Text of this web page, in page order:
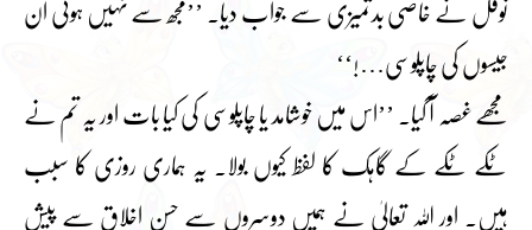
نوفل نے خاصی بدتمیزی سے جواب دیا۔ ’’مجھ سے نہیں ہوتی ان
جیسوں کی چاپلوسی…!‘‘
مجھے غصہ آ گیا۔ ’’اس میں خوشامد یا چاپلوسی کی کیا بات اور یہ تم نے
ٹکے ٹکے کے گاہک کا لفظ کیوں بولا۔ یہ ہماری روزی کا سبب
ہیں۔ اور اللہ تعالیٰ نے ہمیں دوسروں سے حسن اخلاق سے پیش